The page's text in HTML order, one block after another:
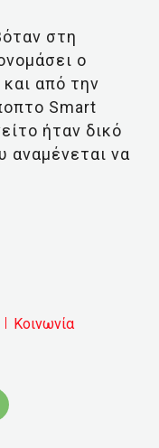
στη
ο
από την
Smart
ήταν δικό
αναμένεται να
Κοινωνία